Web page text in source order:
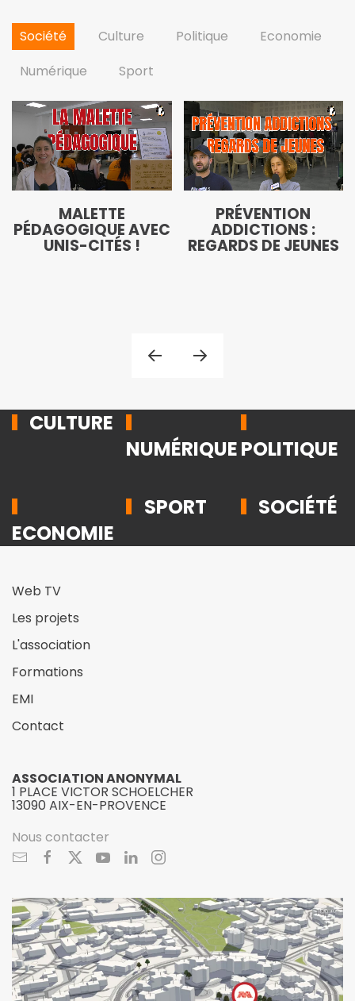
Société Culture Politique
Economie
Numérique
Sport
MALETTE
PÉDAGOGIQUE AVEC
UNIS-CITÉS !
PRÉVENTION
ADDICTIONS :
REGARDS DE JEUNES
CULTURE
NUMÉRIQUEPOLITIQUE
ECONOMIE
SPORT SOCIÉTÉ
Web TV
Les projets
L'association
Formations
EMI
Contact
ASSOCIATION ANONYMAL
1 PLACE VICTOR SCHOELCHER
13090 AIX-EN-PROVENCE
Nous contacter